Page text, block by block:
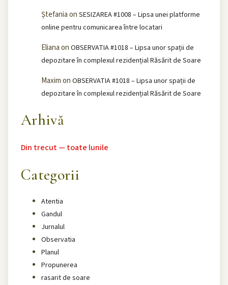
Ștefaniaon SESIZAREA #1008 – Lipsa unei platforme
online pentru comunicarea între locatari
Elianaon OBSERVATIA #1018 – Lipsa unor spații de
depozitare în complexul rezidențial Răsărit de Soare
Maximon OBSERVATIA #1018 – Lipsa unor spații de
depozitare în complexul rezidențial Răsărit de Soare
Arhivă
Din trecut — toate lunile
Categorii
Atentia
Gandul
Jurnalul
Observatia
Planul
Propunerea
rasarit de soare